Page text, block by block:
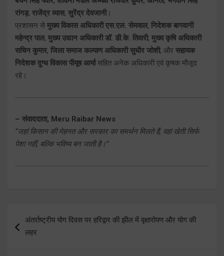
रांगड़, राजेंद्र व्यास, सुरेंद्र देवजानी।
प्रशासन से मुख्य विकास अधिकारी एस.एल. सेमवाल, निदेशक बागवानी
महेन्द्र पाल, मुख्य उद्यान अधिकारी डॉ. डी.के. तिवारी, मुख्य कृषि अधिकारी
सचिन कुमार, जिला समाज कल्याण अधिकारी सुधीर जोशी, और सहायक
निदेशक दुग्ध विकास पीयूष आर्यासहित अनेक अधिकारी एवं कृषक मौजूद
रहे।
– संवाददाता, Meru Raibar News
“जहां किसान की मेहनत और सरकार का समर्थन मिलते हैं, वहां खेती सिर्फ
पेशा नहीं, बल्कि भविष्य बन जाती है।”
navigation
अंतर्राष्ट्रीय योग दिवस पर हरिद्वार की झील में वृक्षारोपण और योग की
लहर